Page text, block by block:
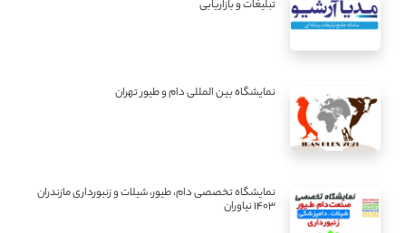
تبلیغات و بازاریابی
نمایشگاه بین المللی دام و طیور تهران
نمایشگاه تخصصی دام، طیور، شیلات و زنبورداری مازندران
1403 نیاوران